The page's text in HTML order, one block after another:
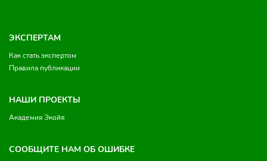
ЭКСПЕРТАМ
Как стать экспертом
Правила публикации
НАШИ ПРОЕКТЫ
Академия Экойя
СООБЩИТЕ НАМ ОБ ОШИБКЕ